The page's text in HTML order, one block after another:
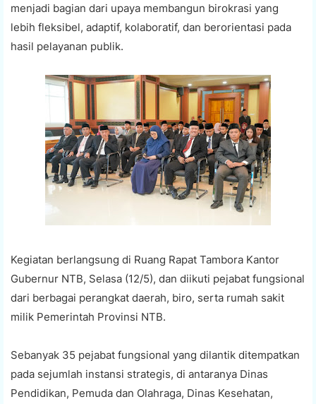
menjadi bagian dari upaya membangun birokrasi yang
lebih fleksibel, adaptif, kolaboratif, dan berorientasi pada
hasil pelayanan publik.
Kegiatan berlangsung di Ruang Rapat Tambora Kantor
Gubernur NTB, Selasa (12/5), dan diikuti pejabat fungsional
dari berbagai perangkat daerah, biro, serta rumah sakit
milik Pemerintah Provinsi NTB.
Sebanyak 35 pejabat fungsional yang dilantik ditempatkan
pada sejumlah instansi strategis, di antaranya Dinas
Pendidikan, Pemuda dan Olahraga, Dinas Kesehatan,